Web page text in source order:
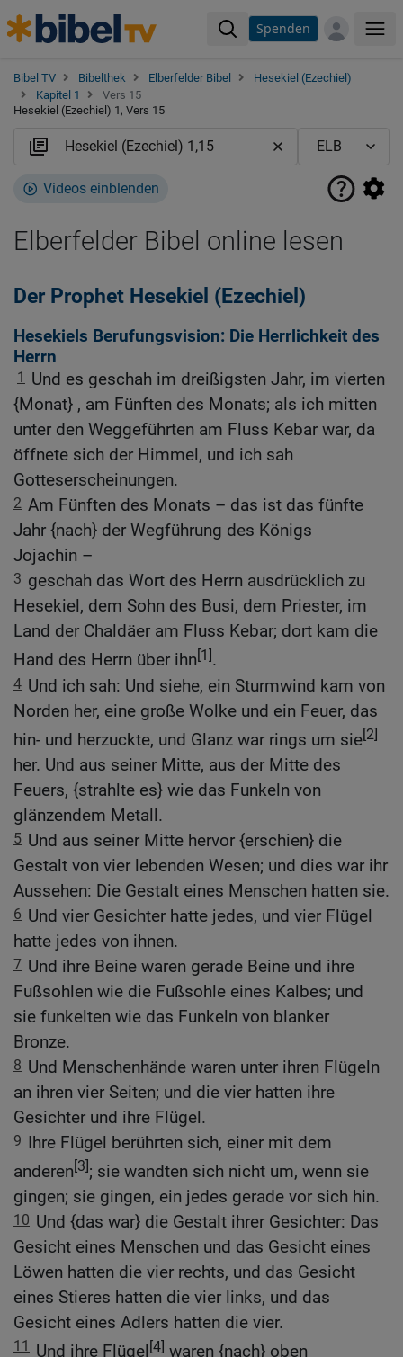
Spenden
Bibel TV Bibelthek Elberfelder Bibel
Hesekiel (Ezechiel)
Kapitel 1
Vers 15
Hesekiel (Ezechiel) 1, Vers 15
Videos einblenden
Elberfelder Bibel online lesen
Der Prophet Hesekiel (Ezechiel)
Hesekiels Berufungsvision: Die Herrlichkeit des
Herrn
1
Und es geschah im dreißigsten Jahr, im vierten
{Monat} , am Fünften des Monats; als ich mitten
unter den Weggeführten am Fluss Kebar war, da
öffnete sich der Himmel, und ich sah
Gotteserscheinungen.
2 Am Fünften des Monats – das ist das fünfte
Jahr {nach} der Wegführung des Königs
Jojachin –
3 geschah das Wort des Herrn ausdrücklich zu
Hesekiel, dem Sohn des Busi, dem Priester, im
Land der Chaldäer am Fluss Kebar; dort kam die
Hand des Herrn über ihn[1].
4 Und ich sah: Und siehe, ein Sturmwind kam von
Norden her, eine große Wolke und ein Feuer, das
hin- und herzuckte, und Glanz war rings um sie[2]
her. Und aus seiner Mitte, aus der Mitte des
Feuers, {strahlte es} wie das Funkeln von
glänzendem Metall.
5 Und aus seiner Mitte hervor {erschien} die
Gestalt von vier lebenden Wesen; und dies war ihr
Aussehen: Die Gestalt eines Menschen hatten sie.
6 Und vier Gesichter hatte jedes, und vier Flügel
hatte jedes von ihnen.
7 Und ihre Beine waren gerade Beine und ihre
Fußsohlen wie die Fußsohle eines Kalbes; und
sie funkelten wie das Funkeln von blanker
Bronze.
8 Und Menschenhände waren unter ihren Flügeln
an ihren vier Seiten; und die vier hatten ihre
Gesichter und ihre Flügel.
9 Ihre Flügel berührten sich, einer mit dem
anderen[3]; sie wandten sich nicht um, wenn sie
gingen; sie gingen, ein jedes gerade vor sich hin.
10 Und {das war} die Gestalt ihrer Gesichter: Das
Gesicht eines Menschen und das Gesicht eines
Löwen hatten die vier rechts, und das Gesicht
eines Stieres hatten die vier links, und das
Gesicht eines Adlers hatten die vier.
11 Und ihre Flügel [4] waren {nach} oben